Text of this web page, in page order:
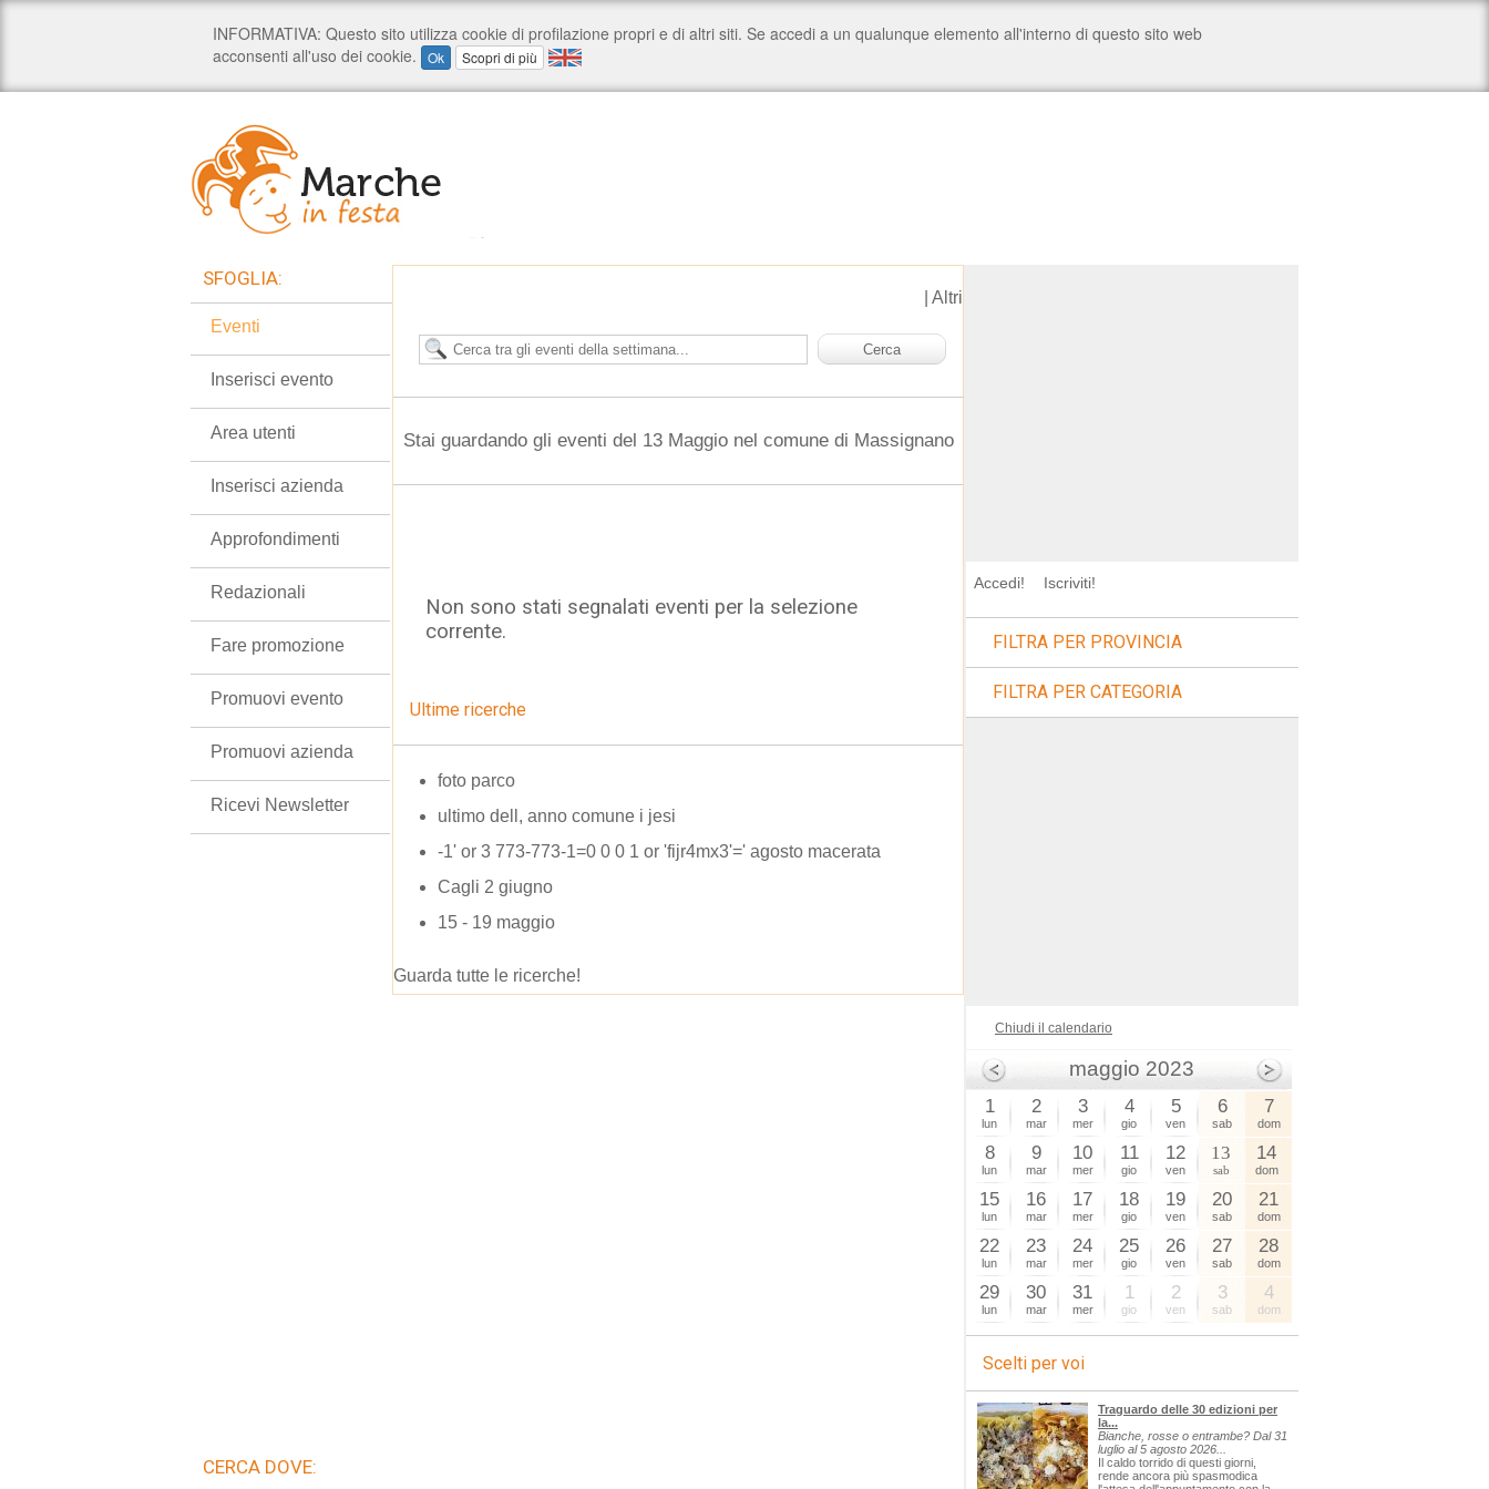
Altri
Stai guardando gli eventi del 13 Maggio nel comune di Massignano
Non sono stati segnalati eventi per la selezione
corrente.
Ultime ricerche
foto parco
ultimo dell, anno comune i jesi
-1' or 3 773-773-1=0 0 0 1 or 'fijr4mx3'=' agosto macerata
Cagli 2 giugno
15 - 19 maggio
Guarda tutte le ricerche!
SFOGLIA:
Eventi
Inserisci evento
Area utenti
Inserisci azienda
Approfondimenti
Redazionali
Fare promozione
Promuovi evento
Promuovi azienda
Ricevi Newsletter
CERCA DOVE:
Accedi! Iscriviti!
FILTRA PER PROVINCIA
FILTRA PER CATEGORIA
Chiudi il calendario
maggio 2023
1
lun
2
mar
3
mer
4
gio
5
ven
6
sab
7
dom
8
lun
9
mar
10
mer
11
gio
12
ven
13
sab
14
dom
15
lun
16
mar
17
mer
18
gio
19
ven
20
sab
21
dom
22
lun
23
mar
24
mer
25
gio
26
ven
27
sab
28
dom
29
lun
30
mar
31
mer
1
gio
2
ven
3
sab
4
dom
Scelti per voi
Traguardo delle 30 edizioni per
la...
Bianche, rosse o entrambe? Dal 31
luglio al 5 agosto 2026...
Il caldo torrido di questi giorni,
rende ancora più spasmodica